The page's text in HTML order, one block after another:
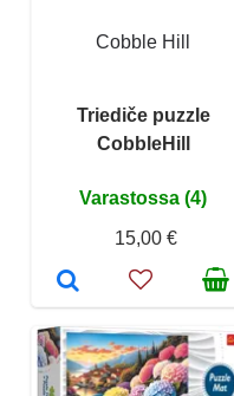
Cobble Hill
Triediče puzzle
CobbleHill
Varastossa (4)
15,00 €